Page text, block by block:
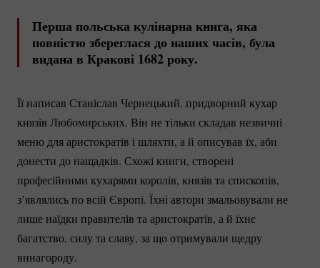
Перша польська кулінарна книга, яка
повністю збереглася до наших часів, була
видана в Кракові 1682 року.
Її написав Станіслав Чернецький, придворний кухар
князів Любомирських. Він не тільки складав незвичні
меню для аристократів і шляхти, а й описував їх, аби
донести до нащадків. Схожі книги, створені
професійними кухарями королів, князів та єпископів,
з’являлись по всій Європі. Їхні автори змальовували не
лише наїдки правителів та аристократів, а й їхнє
багатство, силу та славу, за що отримували щедру
винагороду.